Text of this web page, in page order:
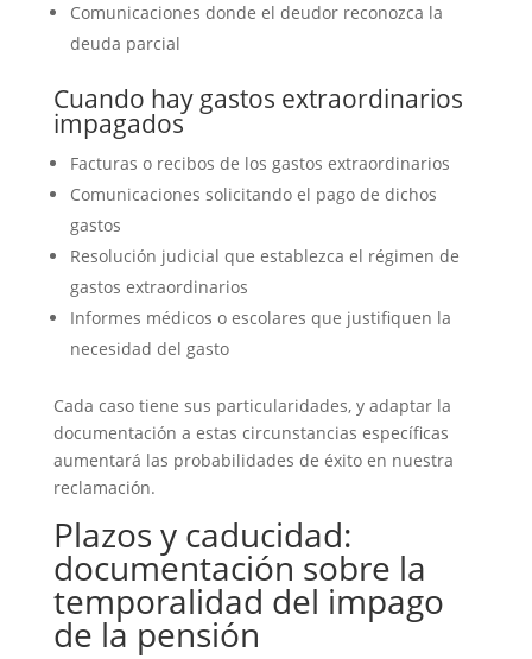
Comunicaciones donde el deudor reconozca la
deuda parcial
Cuando hay gastos extraordinarios
impagados
Facturas o recibos de los gastos extraordinarios
Comunicaciones solicitando el pago de dichos
gastos
Resolución judicial que establezca el régimen de
gastos extraordinarios
Informes médicos o escolares que justifiquen la
necesidad del gasto
Cada caso tiene sus particularidades, y adaptar la
documentación a estas circunstancias específicas
aumentará las probabilidades de éxito en nuestra
reclamación.
Plazos y caducidad:
documentación sobre la
temporalidad del impago
de la pensión